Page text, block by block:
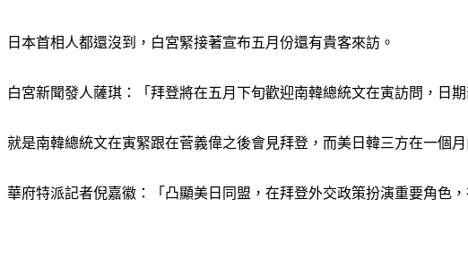
日本首相人都還沒到，白宮緊接著宣布五月份還有貴客來訪。
白宮新聞發人薩琪：「拜登將在五月下旬歡迎南韓總統文在寅訪問，日期
就是南韓總統文在寅緊跟在菅義偉之後會見拜登，而美日韓三方在一個
華府特派記者倪嘉徽：「凸顯美日同盟，在拜登外交政策扮演重要角色